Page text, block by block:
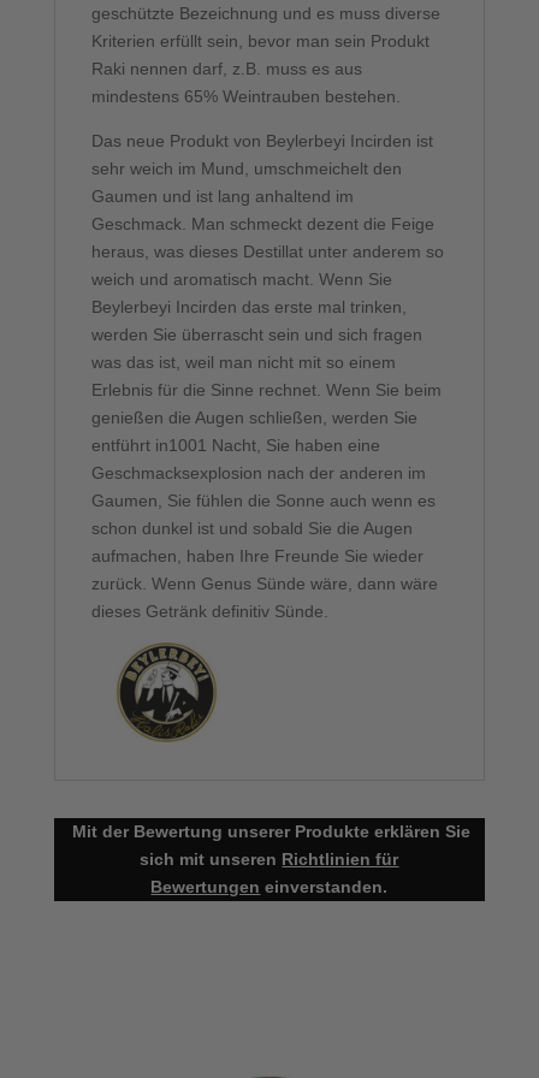
geschützte Bezeichnung und es muss diverse
Kriterien erfüllt sein, bevor man sein Produkt
Raki nennen darf, z.B. muss es aus
mindestens 65% Weintrauben bestehen.
Das neue Produkt von Beylerbeyi Incirden ist
sehr weich im Mund, umschmeichelt den
Gaumen und ist lang anhaltend im
Geschmack. Man schmeckt dezent die Feige
heraus, was dieses Destillat unter anderem so
weich und aromatisch macht. Wenn Sie
Beylerbeyi Incirden das erste mal trinken,
werden Sie überrascht sein und sich fragen
was das ist, weil man nicht mit so einem
Erlebnis für die Sinne rechnet. Wenn Sie beim
genießen die Augen schließen, werden Sie
entführt in1001 Nacht, Sie haben eine
Geschmacksexplosion nach der anderen im
Gaumen, Sie fühlen die Sonne auch wenn es
schon dunkel ist und sobald Sie die Augen
aufmachen, haben Ihre Freunde Sie wieder
zurück. Wenn Genus Sünde wäre, dann wäre
dieses Getränk definitiv Sünde.
Mit der Bewertung unserer Produkte erklären Sie
sich mit unseren Richtlinien für
Bewertungen einverstanden.